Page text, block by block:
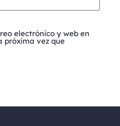
electrónico y web en
próxima vez que